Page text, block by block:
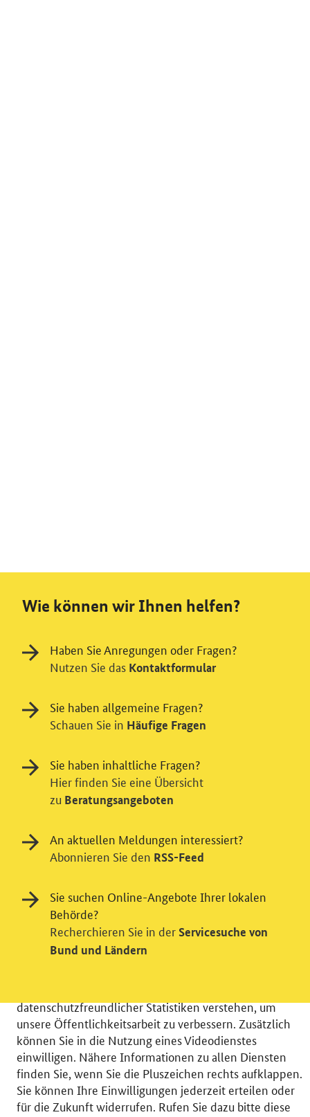
© 2026 Bundesministerium für Wirtschaft und Energie
RSS
Benutzerhinweise
Inhaltsverzeichnis
Impressum
Barrierefreiheit
Datenschutz
Einwilligung in Tracking und / oder
Videodienst
Wir bitten Sie an dieser Stelle um Ihre Einwilligung für
datenschutzfreundlicher Statistiken verstehen, um
unsere Öffentlichkeitsarbeit zu verbessern. Zusätzlich
können Sie in die Nutzung eines Videodienstes
einwilligen. Nähere Informationen zu allen Diensten
finden Sie, wenn Sie die Pluszeichen rechts aufklappen.
Sie können Ihre Einwilligungen jederzeit erteilen oder
für die Zukunft widerrufen. Rufen Sie dazu bitte diese
Wie können wir Ihnen helfen?
Haben Sie Anregungen oder Fragen?
Nutzen Sie das Kontaktformular
Sie haben allgemeine Fragen?
Schauen Sie in Häufige Fragen
Sie haben inhaltliche Fragen?
Hier finden Sie eine Übersicht
zu Beratungsangeboten
An aktuellen Meldungen interessiert?
Abonnieren Sie den RSS-Feed
Sie suchen Online-Angebote Ihrer lokalen
Behörde?
Recherchieren Sie in der Servicesuche von
Bund und Ländern